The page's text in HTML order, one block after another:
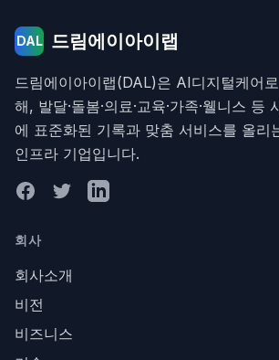
DAL 드림에이아이랩
드림에이아이랩(DAL)은 AI디지털케어
해, 발달·돌봄·의료·교육·가족·웰니스 등
에 표준화된 기록과 맞춤 서비스를 올리
인프라 기업입니다.
FacebookTwitterLinkedIn
회사
회사소개
비전
비즈니스